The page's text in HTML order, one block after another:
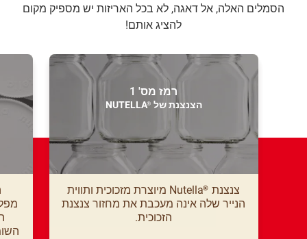
הסמלים האלה, אל דאגה, לא בכל האריזות יש מספיק מקום
להציג אותם!
רמז מס' 1
הצנצנת של NUTELLA®
צנצנת ®
Nutella מיוצרת מזכוכית ותווית
הנייר שלה אינה מעכבת את מחזור צנצנת
הזכוכית.